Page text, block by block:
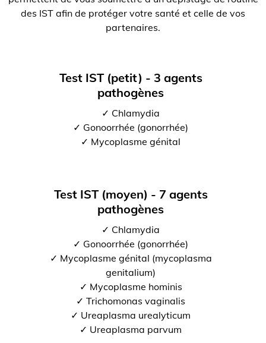
des IST afin de protéger votre santé et celle de vos
partenaires.
Test IST (petit) - 3 agents
pathogènes
✓ Chlamydia
✓ Gonoorrhée (gonorrhée)
✓ Mycoplasme génital
Test IST (moyen) - 7 agents
pathogènes
✓ Chlamydia
✓ Gonoorrhée (gonorrhée)
✓ Mycoplasme génital (mycoplasma
genitalium)
✓ Mycoplasme hominis
✓ Trichomonas vaginalis
✓ Ureaplasma urealyticum
✓ Ureaplasma parvum